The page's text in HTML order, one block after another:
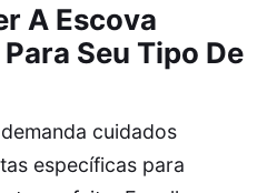
A Escova
Seu Tipo De
cuidados
específicas para